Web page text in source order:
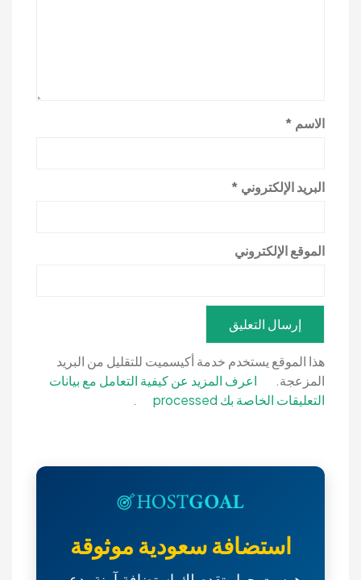
الاسم *
البريد الإلكتروني *
الموقع الإلكتروني
هذا الموقع يستخدم خدمة أكيسميت للتقليل من البريد
المزعجة.
اعرف المزيد عن كيفية التعامل مع بيانات
التعليقات الخاصة بك processed
.
استضافة سعودية موثوقة